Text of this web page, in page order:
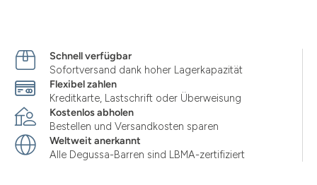
Schnell verfügbar
Sofortversand dank hoher Lagerkapazität
Flexibel zahlen
Kreditkarte, Lastschrift oder Überweisung
Kostenlos abholen
Bestellen und Versandkosten sparen
Weltweit anerkannt
Alle Degussa-Barren sind LBMA-zertifiziert